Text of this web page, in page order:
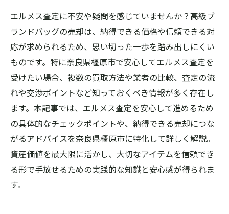
エルメス査定に不安や疑問を感じていませんか？高級ブ
ランドバッグの売却は、納得できる価格や信頼できる対
応が求められるため、思い切った一歩を踏み出しにくい
ものです。特に奈良県橿原市で安心してエルメス査定を
受けたい場合、複数の買取方法や業者の比較、査定の流
れや交渉ポイントなど知っておくべき情報が多く存在し
ます。本記事では、エルメス査定を安心して進めるため
の具体的なチェックポイントや、納得できる売却につな
がるアドバイスを奈良県橿原市に特化して詳しく解説。
資産価値を最大限に活かし、大切なアイテムを信頼でき
る形で手放せるための実践的な知識と安心感が得られま
す。